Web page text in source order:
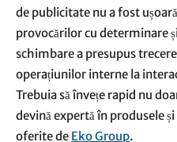
de publicitate nu a fost
provocărilor cu determinare
schimbare a presupus
operațiunilor interne la
Trebuia să învețe rapid nu
devină expertă în produsele
oferite de Eko Group.